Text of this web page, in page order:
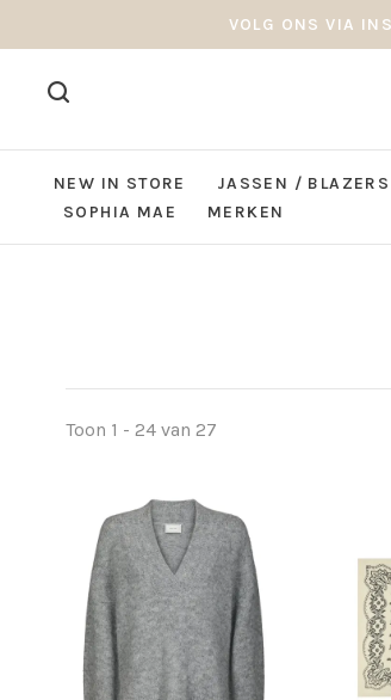
VOLG ONS VIA
NEW IN STORE JASSEN / BLAZERS
SOPHIA MAE
MERKEN
Toon 1 - 24 van 27